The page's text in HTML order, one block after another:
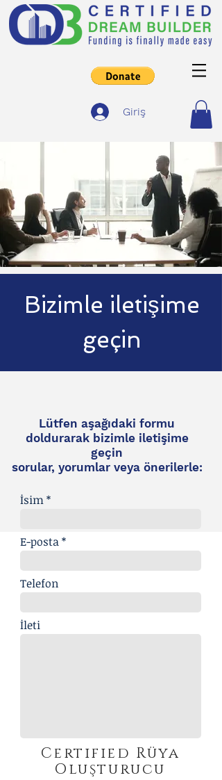
Giriş
Bizimle iletişime
geçin
Lütfen aşağıdaki formu
doldurarak bizimle iletişime
geçin
sorular, yorumlar veya önerilerle:
İsim
E-posta
Telefon
İleti
Certified Rüya
Oluşturucu